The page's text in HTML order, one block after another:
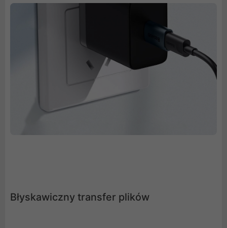
Błyskawiczny transfer plików